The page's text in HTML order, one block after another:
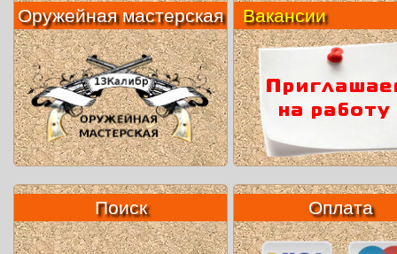
Оружейная мастерскаяВакансии
Поиск Оплата